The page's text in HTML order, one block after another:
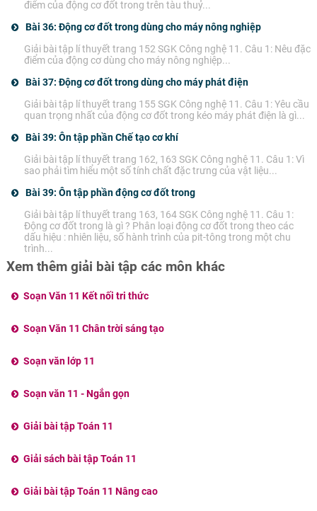
điểm của động cơ đốt trong trên tàu thuỷ...
Bài 36: Động cơ đốt trong dùng cho máy nông nghiệp
Giải bài tập lí thuyết trang 152 SGK Công nghệ 11. Câu 1: Nêu đặc
điểm của động cơ dùng cho máy nông nghiệp...
Bài 37: Động cơ đốt trong dùng cho máy phát điện
Giải bài tập lí thuyết trang 155 SGK Công nghệ 11. Câu 1: Yêu cầu
quan trọng nhất của động cơ đốt trong kéo máy phát điện là gì...
Bài 39: Ôn tập phần Chế tạo cơ khí
Giải bài tập lí thuyết trang 162, 163 SGK Công nghệ 11. Câu 1: Vì
sao phải tìm hiểu một số tính chất đặc trưng của vật liệu...
Bài 39: Ôn tập phần động cơ đốt trong
Giải bài tập lí thuyết trang 163, 164 SGK Công nghệ 11. Câu 1:
Động cơ đốt trong là gì ? Phân loại động cơ đốt trong theo các
dấu hiệu : nhiên liệu, số hành trình của pit-tông trong một chu
trình...
Xem thêm giải bài tập các môn khác
Soạn Văn 11 Kết nối tri thức
Soạn Văn 11 Chân trời sáng tạo
Soạn văn lớp 11
Soạn văn 11 - Ngắn gọn
Giải bài tập Toán 11
Giải sách bài tập Toán 11
Giải bài tập Toán 11 Nâng cao